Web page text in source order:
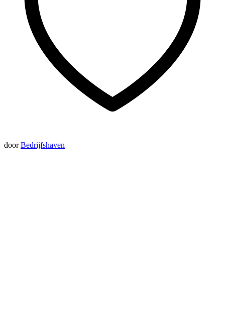
door Bedrijfshaven